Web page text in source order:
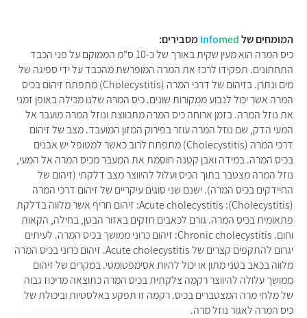
המומחים של Infomed
מסבירים:
כיס המרה הוא מעין שקית באורך של כ-10 ס"מ הממוקם על פני הכבד
התחתונים. תפקידו לרכז את המרה המופרשת מהכבד על ידי ספיגה של
מים ונתרן. בזיהום של דרכי המרה (Cholecystitis) מתפתח זיהום בכיס
המרה אשר יכול לנבוע ממקורות שונים. כיס המרה שלנו מכילה באופן זמני
את נוזל המרה. בזמן ארוחה כיס המרה מתכווצת ונוזל המרה מועבר אל
המעי הדק, שם נוזל המרה עוזר בפירוק המזון המועבד. מצב של זיהום
דרכי המרה (Cholecystitis) מתפתח לרוב כאשר למטופל יש אבנים
בכיס המרה. במידה ואבן קטנה חוסמת את המעבר מכיס המרה אל המעי,
נוזל המרה מצטבר בתוך הכיס ועלול להיווצר מצב דלקתי (זיהום של
החיידקים בכיס המרה). ישנם שני סוגים עיקריים של זיהום דרכי המרה
(Cholecystitis): Acute cholecystitis: זיהום חריף אשר מלווה בדלקת
פתאומית בכיס המרה. גורם לכאבים חזקים באזור הבטן, בחילה, הקאות
וחום. Chronic cholecystitis: זיהום כרוני ממושך בכיס המרה. לעיתים
יגרום להתקפים קצרים של Acute cholecystitis. זיהום כרוני בכיס המרה
מלווה בכאב בטני מתון או יכול להיות אסימפטומטי. במקרים של זיהום
ממושך עלולה להיווצר רקמה צלקתית בכיס המרה כתוצאה מריכוז גבוה
של מלחי מרה המצטברים בכיס. רקמה זו תפקע באלסטיות וביכולת של
כיס המרה לאגור נוזל מרה.